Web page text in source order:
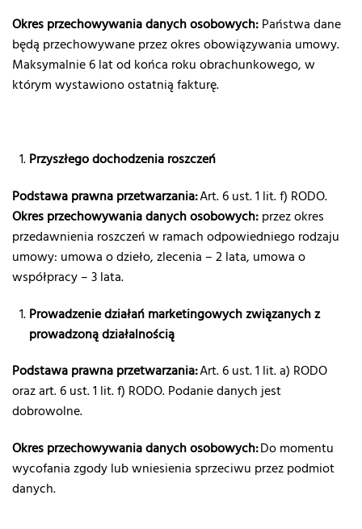
Okres przechowywania danych osobowych:Państwa dane
będą przechowywane przez okres obowiązywania umowy.
Maksymalnie 6 lat od końca roku obrachunkowego, w
którym wystawiono ostatnią fakturę.
Przyszłego dochodzenia roszczeń
Podstawa prawna przetwarzania:Art. 6 ust. 1 lit. f) RODO.
Okres przechowywania danych osobowych:przez okres
przedawnienia roszczeń w ramach odpowiedniego rodzaju
umowy: umowa o dzieło, zlecenia – 2 lata, umowa o
współpracy – 3 lata.
Prowadzenie działań marketingowych związanych z
prowadzoną działalnością
Podstawa prawna przetwarzania:Art. 6 ust. 1 lit. a) RODO
oraz art. 6 ust. 1 lit. f) RODO. Podanie danych jest
dobrowolne.
Okres przechowywania danych osobowych:Do momentu
wycofania zgody lub wniesienia sprzeciwu przez podmiot
danych.